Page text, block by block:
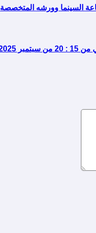
السينما وورشه المتخصصة
2025